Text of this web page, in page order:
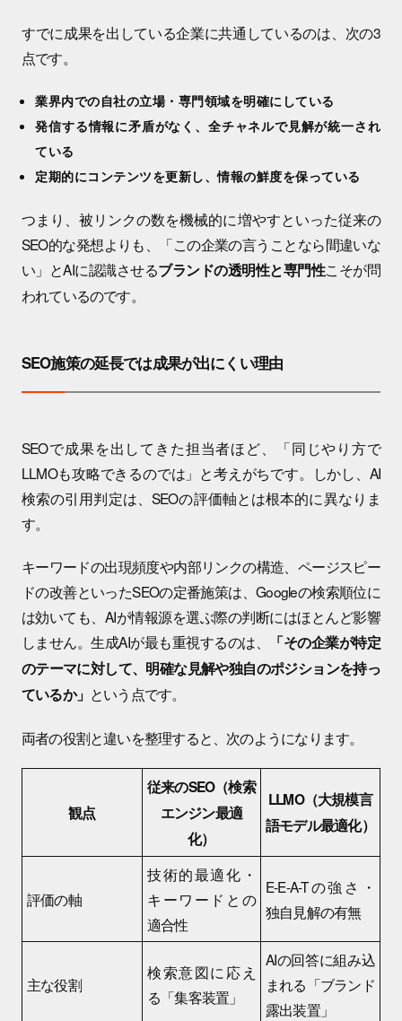
すでに成果を出している企業に共通しているのは、次の3
点です。
業界内での自社の立場・専門領域を明確にしている
発信する情報に矛盾がなく、全チャネルで見解が統一され
ている
定期的にコンテンツを更新し、情報の鮮度を保っている
つまり、被リンクの数を機械的に増やすといった従来の
SEO的な発想よりも、「この企業の言うことなら間違いな
い」とAIに認識させるブランドの透明性と専門性こそが問
われているのです。
SEO施策の延長では成果が出にくい理由
SEOで成果を出してきた担当者ほど、「同じやり方で
LLMOも攻略できるのでは」と考えがちです。しかし、AI
検索の引用判定は、SEOの評価軸とは根本的に異なりま
す。
キーワードの出現頻度や内部リンクの構造、ページスピー
ドの改善といったSEOの定番施策は、Googleの検索順位に
は効いても、AIが情報源を選ぶ際の判断にはほとんど影響
しません。生成AIが最も重視するのは、
「その企業が特定
のテーマに対して、明確な見解や独自のポジションを持っ
ているか」 という点です。
両者の役割と違いを整理すると、次のようになります。
観点
従来のSEO（検索
エンジン最適
化）
LLMO（大規模言
語モデル最適化）
評価の軸
技術的最適化・
キーワードとの
適合性
E-E-A-Tの強さ・
独自見解の有無
主な役割
検索意図に応え
る「集客装置」
AIの回答に組み込
まれる「ブランド
露出装置」